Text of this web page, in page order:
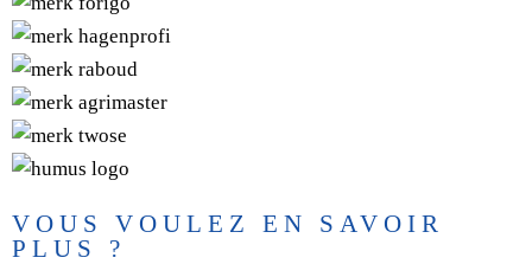
VOUS VOULEZ EN SAVOIR
PLUS ?